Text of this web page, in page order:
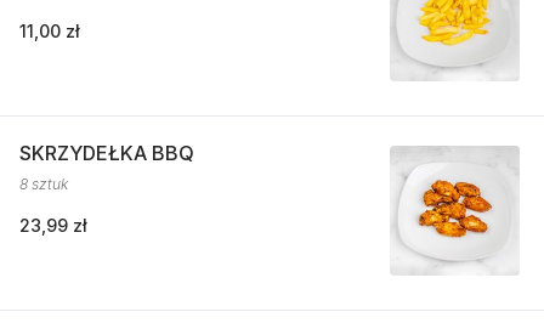
11,00 zł
SKRZYDEŁKA BBQ
8 sztuk
23,99 zł